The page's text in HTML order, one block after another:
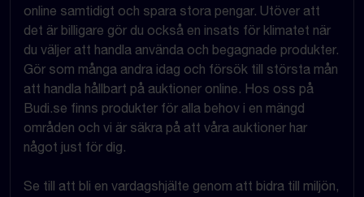
online samtidigt och spara stora pengar. Utöver att
det är billigare gör du också en insats för klimatet när
du väljer att handla använda och begagnade produkter.
Gör som många andra idag och försök till största mån
att handla hållbart på auktioner online. Hos oss på
Budi.se finns produkter för alla behov i en mängd
områden och vi är säkra på att våra auktioner har
något just för dig.
Se till att bli en vardagshjälte genom att bidra till miljön,